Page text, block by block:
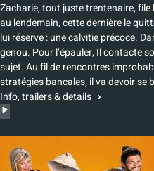
Zacharie, tout juste trentenaire,
au lendemain, cette dernière le
lui réserve : une calvitie précoce.
genou. Pour l’épauler, Il contacte
sujet. Au fil de rencontres
stratégies bancales, il va devoir se
Info, trailers & details